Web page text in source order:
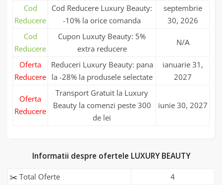
Cod
Reducere
Cod Reducere Luxury Beauty:
-10% la orice comanda
septembrie
30, 2026
Cod
Reducere
Cupon Luxuty Beauty: 5%
extra reducere
N/A
Oferta
Reducere
Reduceri Luxury Beauty: pana
la -28% la produsele selectate
ianuarie 31,
2027
Oferta
Reducere
Transport Gratuit la Luxury
Beauty la comenzi peste 300
de lei
iunie 30, 2027
Informatii despre ofertele LUXURY BEAUTY
✂️ Total Oferte 4